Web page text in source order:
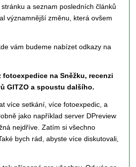
a seznam posledních článků
významnější změnu, která ovšem
vám budeme nabízet odkazy na
na Sněžku, recenzi
GITZO a spoustu dalšího.
více setkání, více fotoexpedic, a
jako například server DPreview
nejdříve. Zatím si všechno
bych rád, abyste více diskutovali,